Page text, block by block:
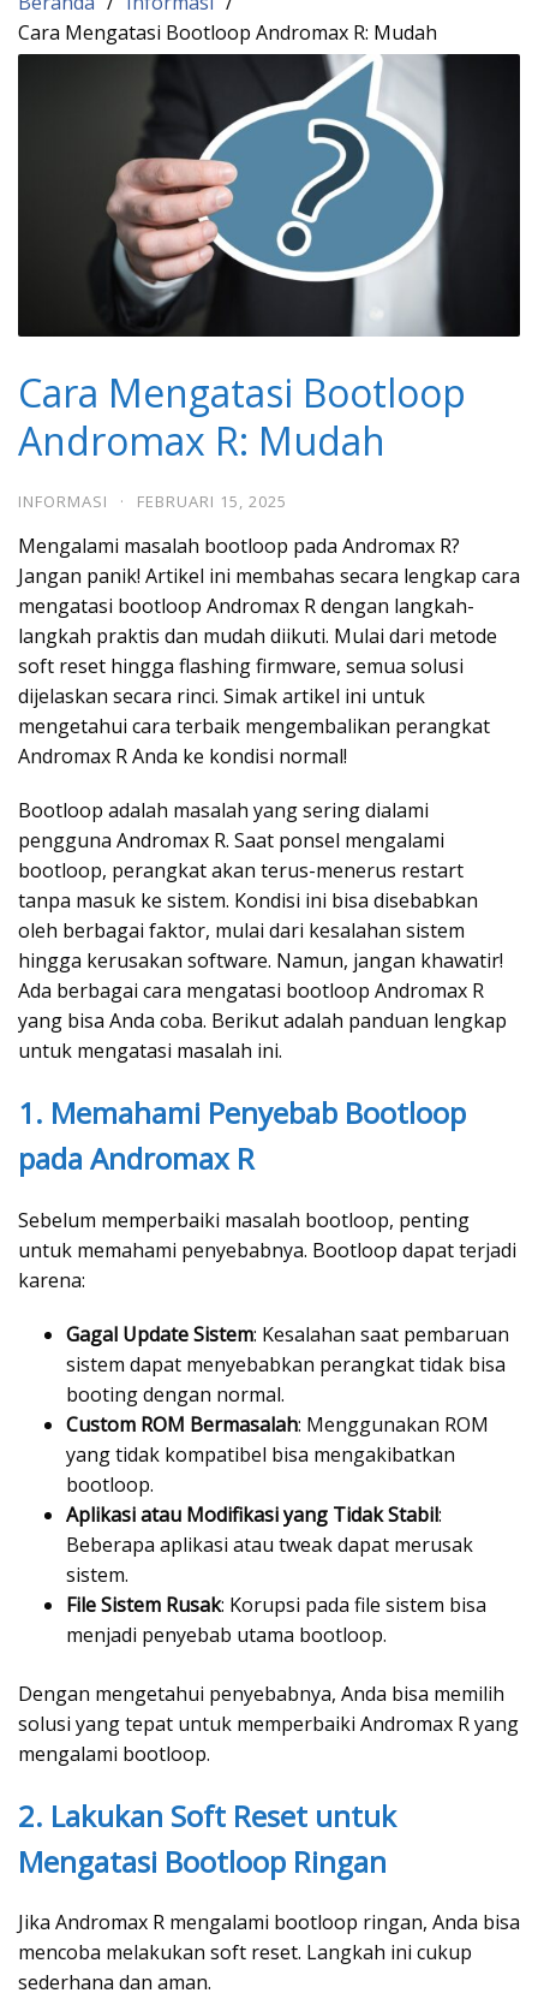
Cara Mengatasi Bootloop Andromax R: Mudah
Cara Mengatasi Bootloop
Andromax R: Mudah
INFORMASI · FEBRUARI 15, 2025
Mengalami masalah bootloop pada Andromax R?
Jangan panik! Artikel ini membahas secara lengkap cara
mengatasi bootloop Andromax R dengan langkah-
langkah praktis dan mudah diikuti. Mulai dari metode
soft reset hingga flashing firmware, semua solusi
dijelaskan secara rinci. Simak artikel ini untuk
mengetahui cara terbaik mengembalikan perangkat
Andromax R Anda ke kondisi normal!
Bootloop adalah masalah yang sering dialami
pengguna Andromax R. Saat ponsel mengalami
bootloop, perangkat akan terus-menerus restart
tanpa masuk ke sistem. Kondisi ini bisa disebabkan
oleh berbagai faktor, mulai dari kesalahan sistem
hingga kerusakan software. Namun, jangan khawatir!
Ada berbagai cara mengatasi bootloop Andromax R
yang bisa Anda coba. Berikut adalah panduan lengkap
untuk mengatasi masalah ini.
1. Memahami Penyebab Bootloop
pada Andromax R
Sebelum memperbaiki masalah bootloop, penting
untuk memahami penyebabnya. Bootloop dapat terjadi
karena:
Gagal Update Sistem: Kesalahan saat pembaruan
sistem dapat menyebabkan perangkat tidak bisa
booting dengan normal.
Custom ROM Bermasalah: Menggunakan ROM
yang tidak kompatibel bisa mengakibatkan
bootloop.
Aplikasi atau Modifikasi yang Tidak Stabil:
Beberapa aplikasi atau tweak dapat merusak
sistem.
File Sistem Rusak: Korupsi pada file sistem bisa
menjadi penyebab utama bootloop.
Dengan mengetahui penyebabnya, Anda bisa memilih
solusi yang tepat untuk memperbaiki Andromax R yang
mengalami bootloop.
2. Lakukan Soft Reset untuk
Mengatasi Bootloop Ringan
Jika Andromax R mengalami bootloop ringan, Anda bisa
mencoba melakukan soft reset. Langkah ini cukup
sederhana dan aman.